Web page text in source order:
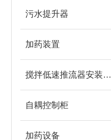
污水提升器
加药装置
搅拌低速推流器安装系统
自耦控制柜
加药设备